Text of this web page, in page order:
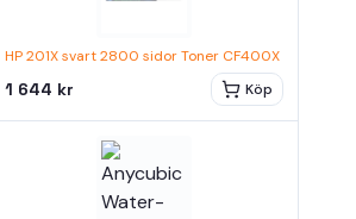
HP 201X svart 2800 sidor Toner CF400X
1 644 kr Köp